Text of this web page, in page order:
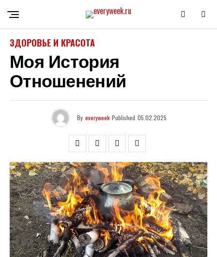
ЗДОРОВЬЕ И КРАСОТА
Моя История
Отношенений
By everyweek Published 05.02.2025